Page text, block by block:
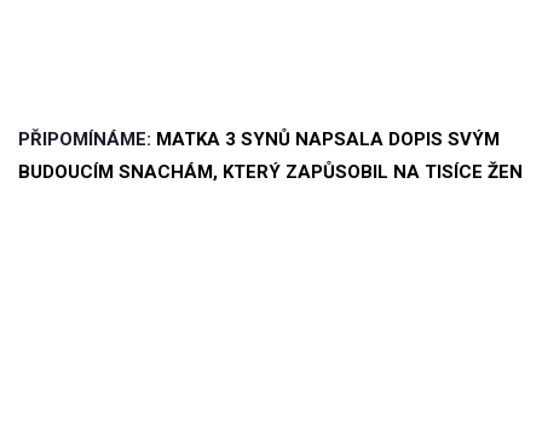
PŘIPOMÍNÁME: MATKA 3 SYNŮ NAPSALA DOPIS SVÝM
BUDOUCÍM SNACHÁM, KTERÝ ZAPŮSOBIL NA TISÍCE ŽEN